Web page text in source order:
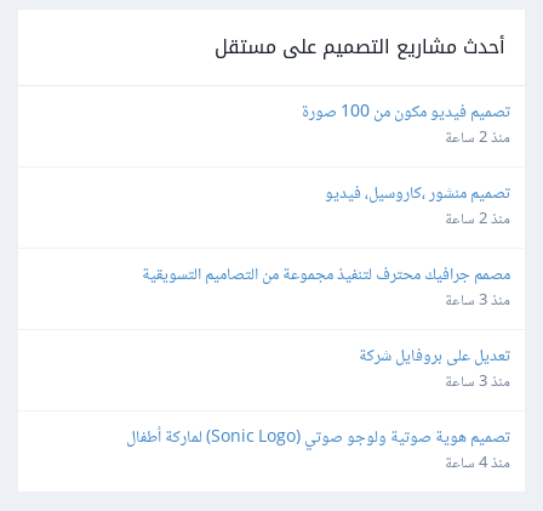
أحدث مشاريع التصميم على مستقل
تصميم فيديو مكون من 100 صورة
منذ 2 ساعة
تصميم منشور ،كاروسيل، فيديو
منذ 2 ساعة
مصمم جرافيك محترف لتنفيذ مجموعة من التصاميم التسويقية
منذ 3 ساعة
تعديل على بروفايل شركة
منذ 3 ساعة
تصميم هوية صوتية ولوجو صوتي (Sonic Logo) لماركة أطفال
منذ 4 ساعة